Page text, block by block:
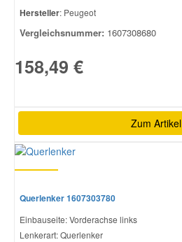
Hersteller: Peugeot
Vergleichsnummer: 1607308680
158,49 €
Zum Artikel
Querlenker 1607303780
Einbauseite: Vorderachse links
Lenkerart: Querlenker